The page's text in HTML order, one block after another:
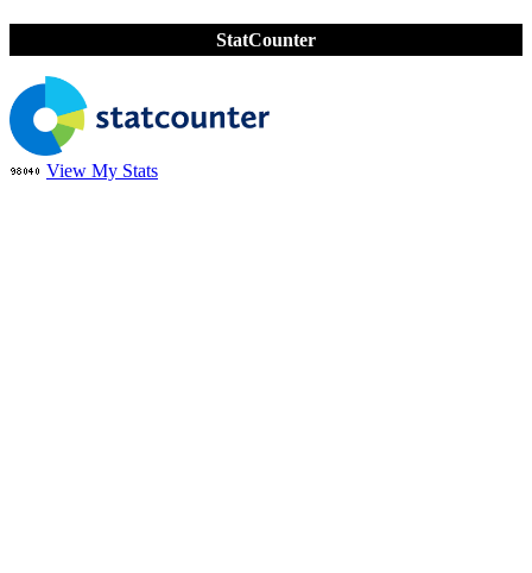
StatCounter
View My Stats